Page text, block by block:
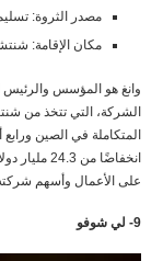
مصدر الثروة:
مكان الإقامة:
الشركة، التي تتخذ من
المتكاملة في الصين
على الأعمال وأسهم
9- لي شوفو